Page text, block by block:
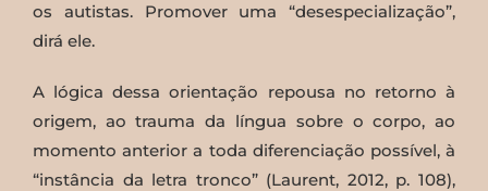
os autistas. Promover uma “desespecialização”,
dirá ele.
A lógica dessa orientação repousa no retorno à
origem, ao trauma da língua sobre o corpo, ao
momento anterior a toda diferenciação possível, à
“instância da letra tronco” (Laurent, 2012, p. 108),